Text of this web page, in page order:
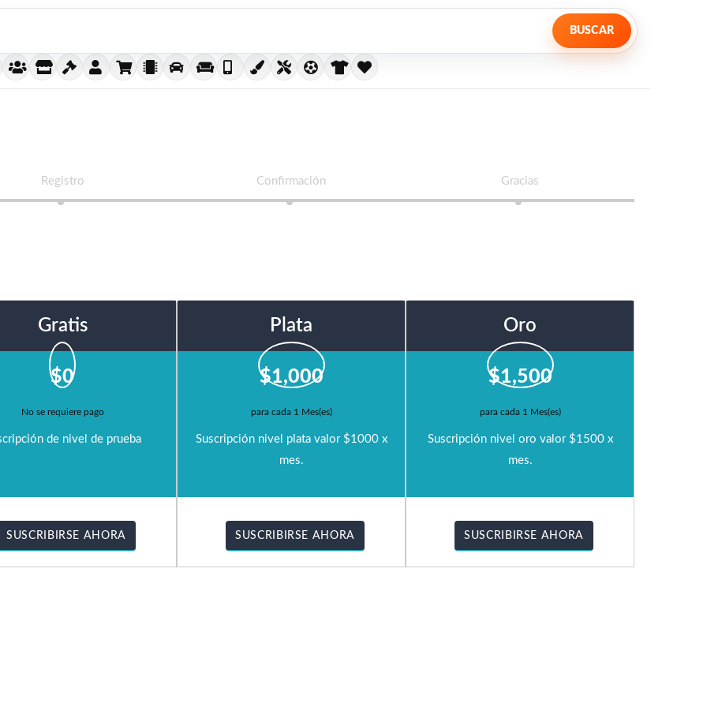
BUSCAR
Registro Confirmación Gracias
Gratis
$0
No se requiere pago
de nivel de prueba
Plata
$1,000
para cada 1 Mes(es)
Suscripción nivel plata valor $1000 x
mes.
Oro
$1,500
para cada 1 Mes(es)
Suscripción nivel oro valor $1500 x
mes.